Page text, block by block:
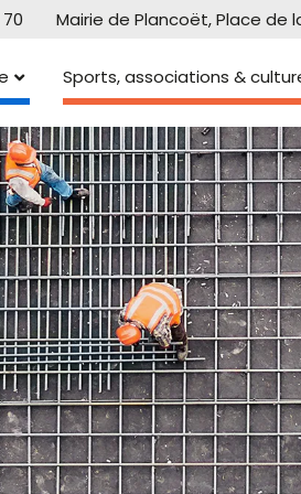
Mairie de Plancoët, Place de
Sports, associations &